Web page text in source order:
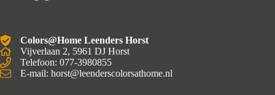
Colors@Home Leenders Horst
Vijverlaan 2, 5961 DJ Horst
Telefoon: 077-3980855
E-mail: horst@leenderscolorsathome.nl